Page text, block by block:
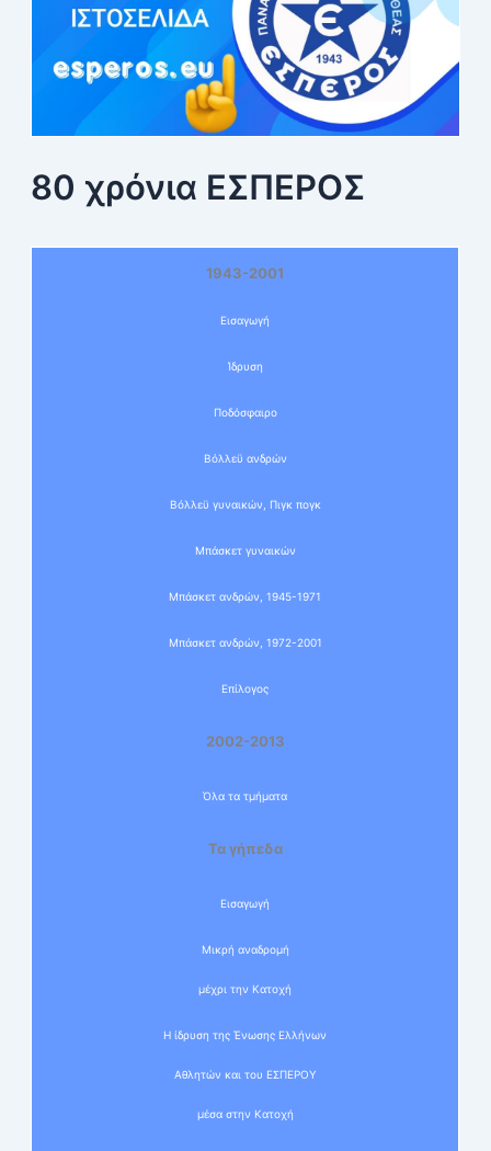
80 χρόνια ΕΣΠΕΡΟΣ
1943-2001
Εισαγωγή
Ίδρυση
Ποδόσφαιρο
Βόλλεϋ ανδρών
Βόλλεϋ γυναικών, Πιγκ πογκ
Μπάσκετ γυναικών
Μπάσκετ ανδρών, 1945-1971
Μπάσκετ ανδρών, 1972-2001
Επίλογος
2002-2013
Όλα τα τμήματα
Τα γήπεδα
Εισαγωγή
Μικρή αναδρομή
μέχρι την Κατοχή
Η ίδρυση της Ένωσης Ελλήνων
Αθλητών και του ΕΣΠΕΡΟΥ
μέσα στην Κατοχή